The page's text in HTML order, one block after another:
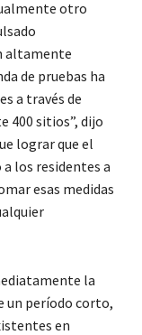
otro
altamente
de pruebas ha
a través de
400 sitios”, dijo
lograr que el
los residentes a
esas medidas
la
un período corto,
en